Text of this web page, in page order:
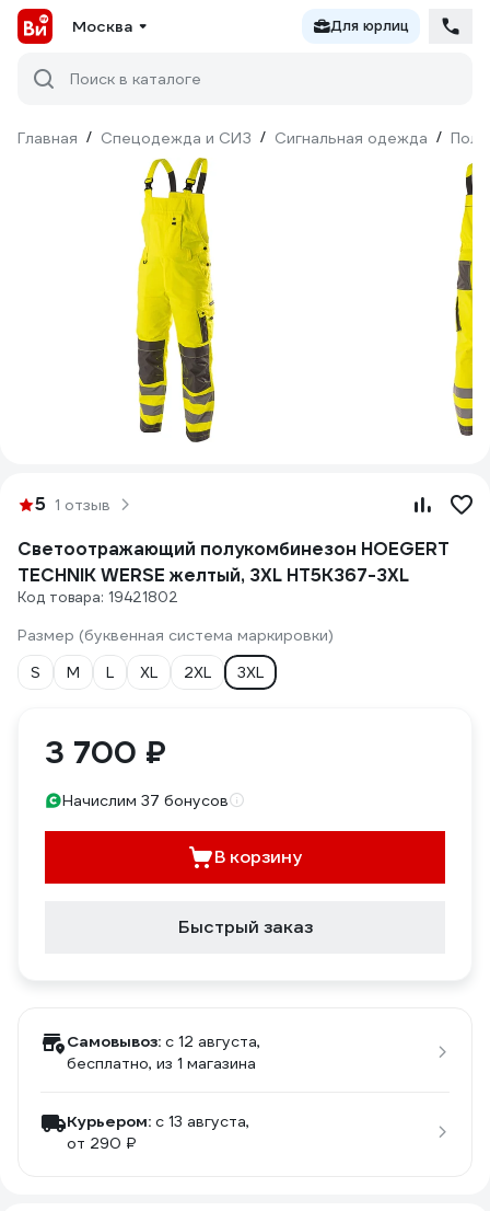
Москва Для юрлиц
Поиск в каталоге
Главная / Спецодежда и СИЗ / Сигнальная одежда /
5 1 отзыв
Светоотражающий полукомбинезон HOEGERT
TECHNIK WERSE желтый, 3XL HT5K367-3XL
Код товара: 19421802
Размер (буквенная система маркировки)
S
M L XL 2XL 3XL
3 700 ₽
Начислим 37 бонусов
В корзину
Быстрый заказ
Самовывоз: c 12 августа,
бесплатно, из 1 магазина
Курьером: c 13 августа,
от 290 ₽